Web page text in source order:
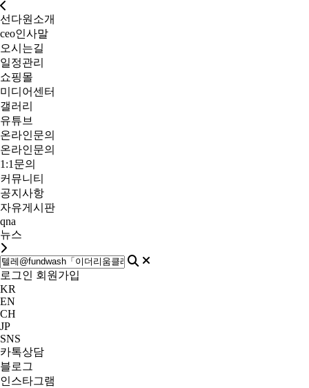
선다원소개
ceo인사말
오시는길
일정관리
쇼핑몰
미디어센터
갤러리
유튜브
온라인문의
온라인문의
1:1문의
커뮤니티
공지사항
자유게시판
qna
뉴스
로그인 회원가입
KR
EN
CH
JP
SNS
카톡상담
블로그
인스타그램